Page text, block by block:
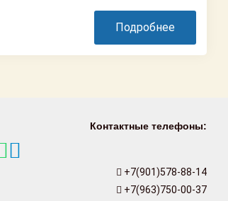
Подробнее
Контактные телефоны:
+7(901)578-88-14
+7(963)750-00-37